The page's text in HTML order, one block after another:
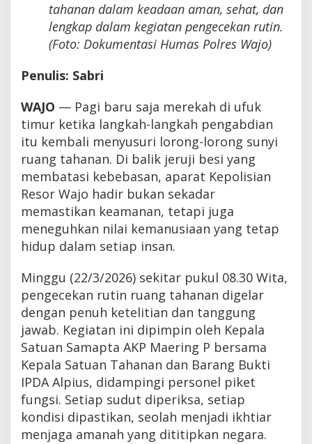
tahanan dalam keadaan aman, sehat, dan
lengkap dalam kegiatan pengecekan rutin.
(Foto: Dokumentasi Humas Polres Wajo)
Penulis: Sabri
WAJO — Pagi baru saja merekah di ufuk
timur ketika langkah-langkah pengabdian
itu kembali menyusuri lorong-lorong sunyi
ruang tahanan. Di balik jeruji besi yang
membatasi kebebasan, aparat Kepolisian
Resor Wajo hadir bukan sekadar
memastikan keamanan, tetapi juga
meneguhkan nilai kemanusiaan yang tetap
hidup dalam setiap insan.
Minggu (22/3/2026) sekitar pukul 08.30 Wita,
pengecekan rutin ruang tahanan digelar
dengan penuh ketelitian dan tanggung
jawab. Kegiatan ini dipimpin oleh Kepala
Satuan Samapta AKP Maering P bersama
Kepala Satuan Tahanan dan Barang Bukti
IPDA Alpius, didampingi personel piket
fungsi. Setiap sudut diperiksa, setiap
kondisi dipastikan, seolah menjadi ikhtiar
menjaga amanah yang dititipkan negara.